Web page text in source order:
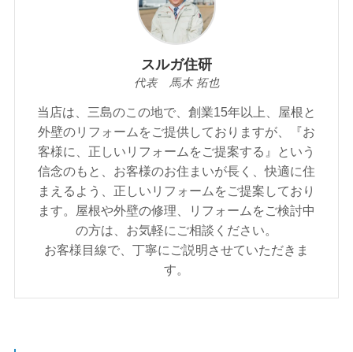
スルガ住研
代表 馬木 拓也
当店は、三島のこの地で、創業15年以上、屋根と
外壁のリフォームをご提供しておりますが、『お
客様に、正しいリフォームをご提案する』という
信念のもと、お客様のお住まいが⾧く、快適に住
まえるよう、正しいリフォームをご提案しており
ます。屋根や外壁の修理、リフォームをご検討中
の方は、お気軽にご相談ください。
お客様目線で、丁寧にご説明させていただきま
す。